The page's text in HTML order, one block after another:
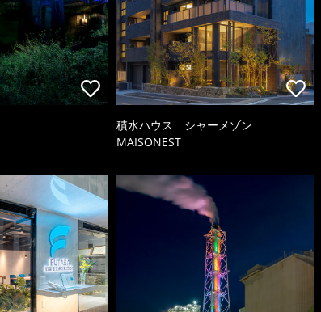
積水ハウス シャーメゾン
MAISONEST